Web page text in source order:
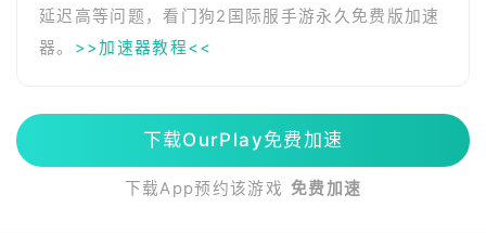
延迟高等问题，看门狗2国际服手游永久免费版加速
器。 >>加速器教程<<
下载OurPlay免费加速
下载App预约该游戏 免费加速